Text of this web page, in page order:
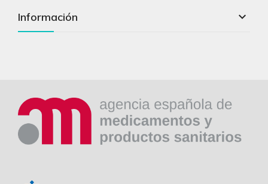
Información 